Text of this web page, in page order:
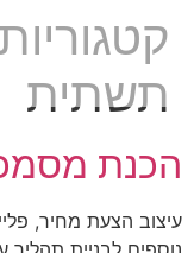
תשתית
הכנת
עיצוב הצעת מחיר,